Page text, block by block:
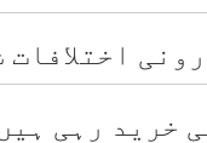
خرید رہی